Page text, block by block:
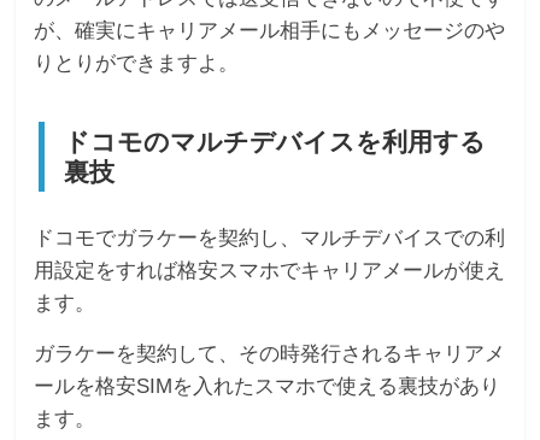
が、確実にキャリアメール相手にもメッセージのや
りとりができますよ。
ドコモのマルチデバイスを利用する
裏技
ドコモでガラケーを契約し、マルチデバイスでの利
用設定をすれば格安スマホでキャリアメールが使え
ます。
ガラケーを契約して、その時発行されるキャリアメ
ールを格安SIMを入れたスマホで使える裏技があり
ます。